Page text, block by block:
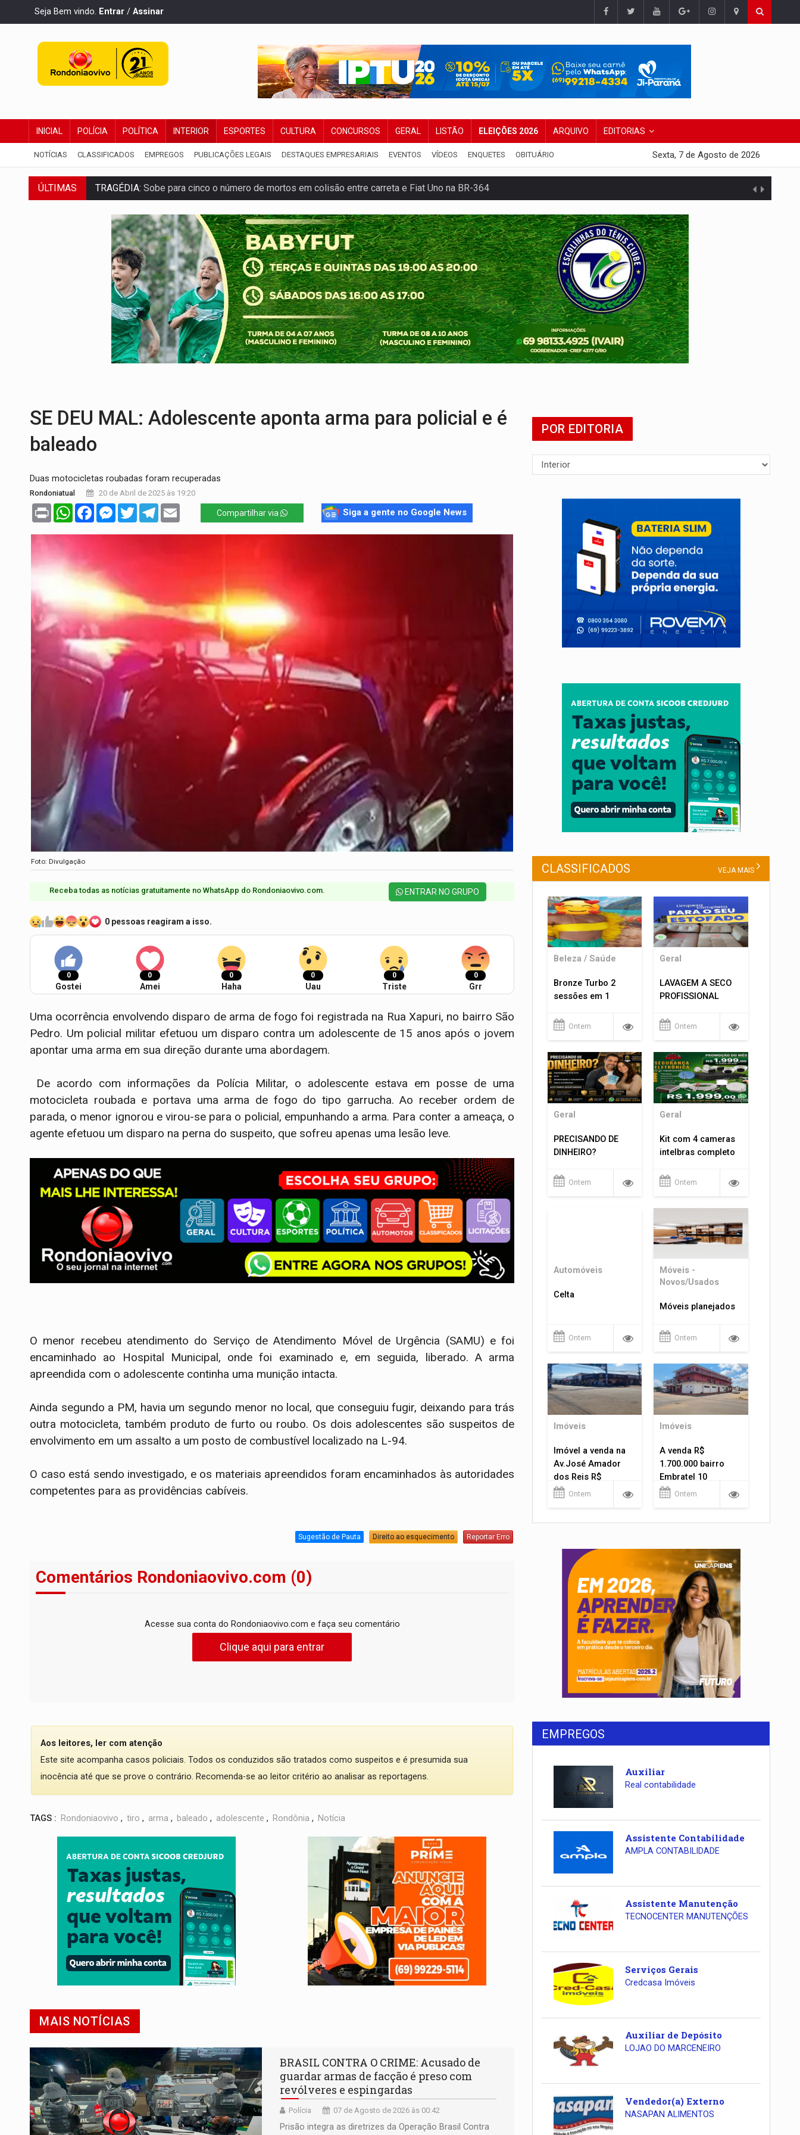
Seja Bem vindo. Entrar / Assinar
INICIAL POLÍCIA POLÍTICA INTERIOR ESPORTES CULTURA CONCURSOS GERAL LISTÃO ELEIÇÕES 2026 ARQUIVO EDITORIAS
NOTÍCIAS CLASSIFICADOS EMPREGOS PUBLICAÇÕES LEGAIS DESTAQUES EMPRESARIAIS EVENTOS VÍDEOS ENQUETES OBITUÁRIO Sexta, 7 de Agosto de 2026
ÚLTIMAS
TRANSPORTE DE ARROZ:
DEEPFAKE:Sancionada lei contra violência sexual infantil na internet e via IA
COLEGIADO:Brasil e Rússia discutem energia nuclear, defesa e ciência em Brasília
URGENTE:Colisão entre caminhão e carro deixa quatro mortos e um em estado grave na BR
ENCONTRO:Amazônia Negra ganha projeção nacional com participação de Marcela Bonfim
PREVISÃO:Porto Velho tem chances de chuvas isoladas nesta sexta-feira (7)
SINDICATOS UNIDOS:Assembleia Geral delibera greve da educação municipal em Porto Velho
PROCESSO SELETIVO:Rondoniaovivo abre oficina de Comunicação com oportunidade de integrar equipe
SE DEU MAL: Adolescente aponta arma para policial e é
baleado
Duas motocicletas roubadas foram recuperadas
Rondoniatual 20 de Abril de 2025 às 19:20
Print WhatsAppFacebookMessenger
TwitterTelegram Compartilhar via Siga a gente no Google News
Foto: Divulgação
Receba todas as notícias gratuitamente no WhatsApp do Rondoniaovivo.com.​ ENTRAR NO GRUPO
0 pessoas reagiram a isso.
0
Gostei
0
Amei
0
Haha
0
Uau
0
Triste
0
Grr
Uma ocorrência envolvendo disparo de arma de fogo foi registrada na Rua Xapuri, no bairro São
Pedro. Um policial militar efetuou um disparo contra um adolescente de 15 anos após o jovem
apontar uma arma em sua direção durante uma abordagem.
De acordo com informações da Polícia Militar, o adolescente estava em posse de uma
motocicleta roubada e portava uma arma de fogo do tipo garrucha. Ao receber ordem de
parada, o menor ignorou e virou-se para o policial, empunhando a arma. Para conter a ameaça, o
agente efetuou um disparo na perna do suspeito, que sofreu apenas uma lesão leve.
O menor recebeu atendimento do Serviço de Atendimento Móvel de Urgência (SAMU) e foi
encaminhado ao Hospital Municipal, onde foi examinado e, em seguida, liberado. A arma
apreendida com o adolescente continha uma munição intacta.
Ainda segundo a PM, havia um segundo menor no local, que conseguiu fugir, deixando para trás
outra motocicleta, também produto de furto ou roubo. Os dois adolescentes são suspeitos de
envolvimento em um assalto a um posto de combustível localizado na L-94.
O caso está sendo investigado, e os materiais apreendidos foram encaminhados às autoridades
competentes para as providências cabíveis.
Sugestão de Pauta Direito ao esquecimento Reportar Erro
Comentários Rondoniaovivo.com (0)
Acesse sua conta do Rondoniaovivo.com e faça seu comentário
Clique aqui para entrar
Aos leitores, ler com atenção
Este site acompanha casos policiais. Todos os conduzidos são tratados como suspeitos e é presumida sua
inocência até que se prove o contrário. Recomenda-se ao leitor critério ao analisar as reportagens.
TAGS : Rondoniaovivo , tiro , arma , baleado , adolescente , Rondônia , Notícia
MAIS NOTÍCIAS
BRASIL CONTRA O CRIME: Acusado de
guardar armas de facção é preso com
revólveres e espingardas
Polícia 07 de Agosto de 2026 às 00:42
Prisão integra as diretrizes da Operação Brasil Contra
POR EDITORIA
CLASSIFICADOS VEJA MAIS
Beleza / Saúde
Bronze Turbo 2
sessões em 1
Ontem
Geral
LAVAGEM A SECO
PROFISSIONAL
Ontem
Geral
PRECISANDO DE
DINHEIRO?
Ontem
Geral
Kit com 4 cameras
intelbras completo
Ontem
Automóveis
Celta
Ontem
Móveis -
Novos/Usados
Móveis planejados
Ontem
Imóveis
Imóvel a venda na
Av.José Amador
dos Reis R$
1.400.000
Ontem
Imóveis
A venda R$
1.700.000 bairro
Embratel 10
apartamentos!
Ontem
EMPREGOS
Auxiliar
Real contabilidade
Assistente Contabilidade
AMPLA CONTABILIDADE
Assistente Manutenção
TECNOCENTER MANUTENÇÕES
Serviços Gerais
Credcasa Imóveis
Auxiliar de Depósito
LOJAO DO MARCENEIRO
Vendedor(a) Externo
NASAPAN ALIMENTOS